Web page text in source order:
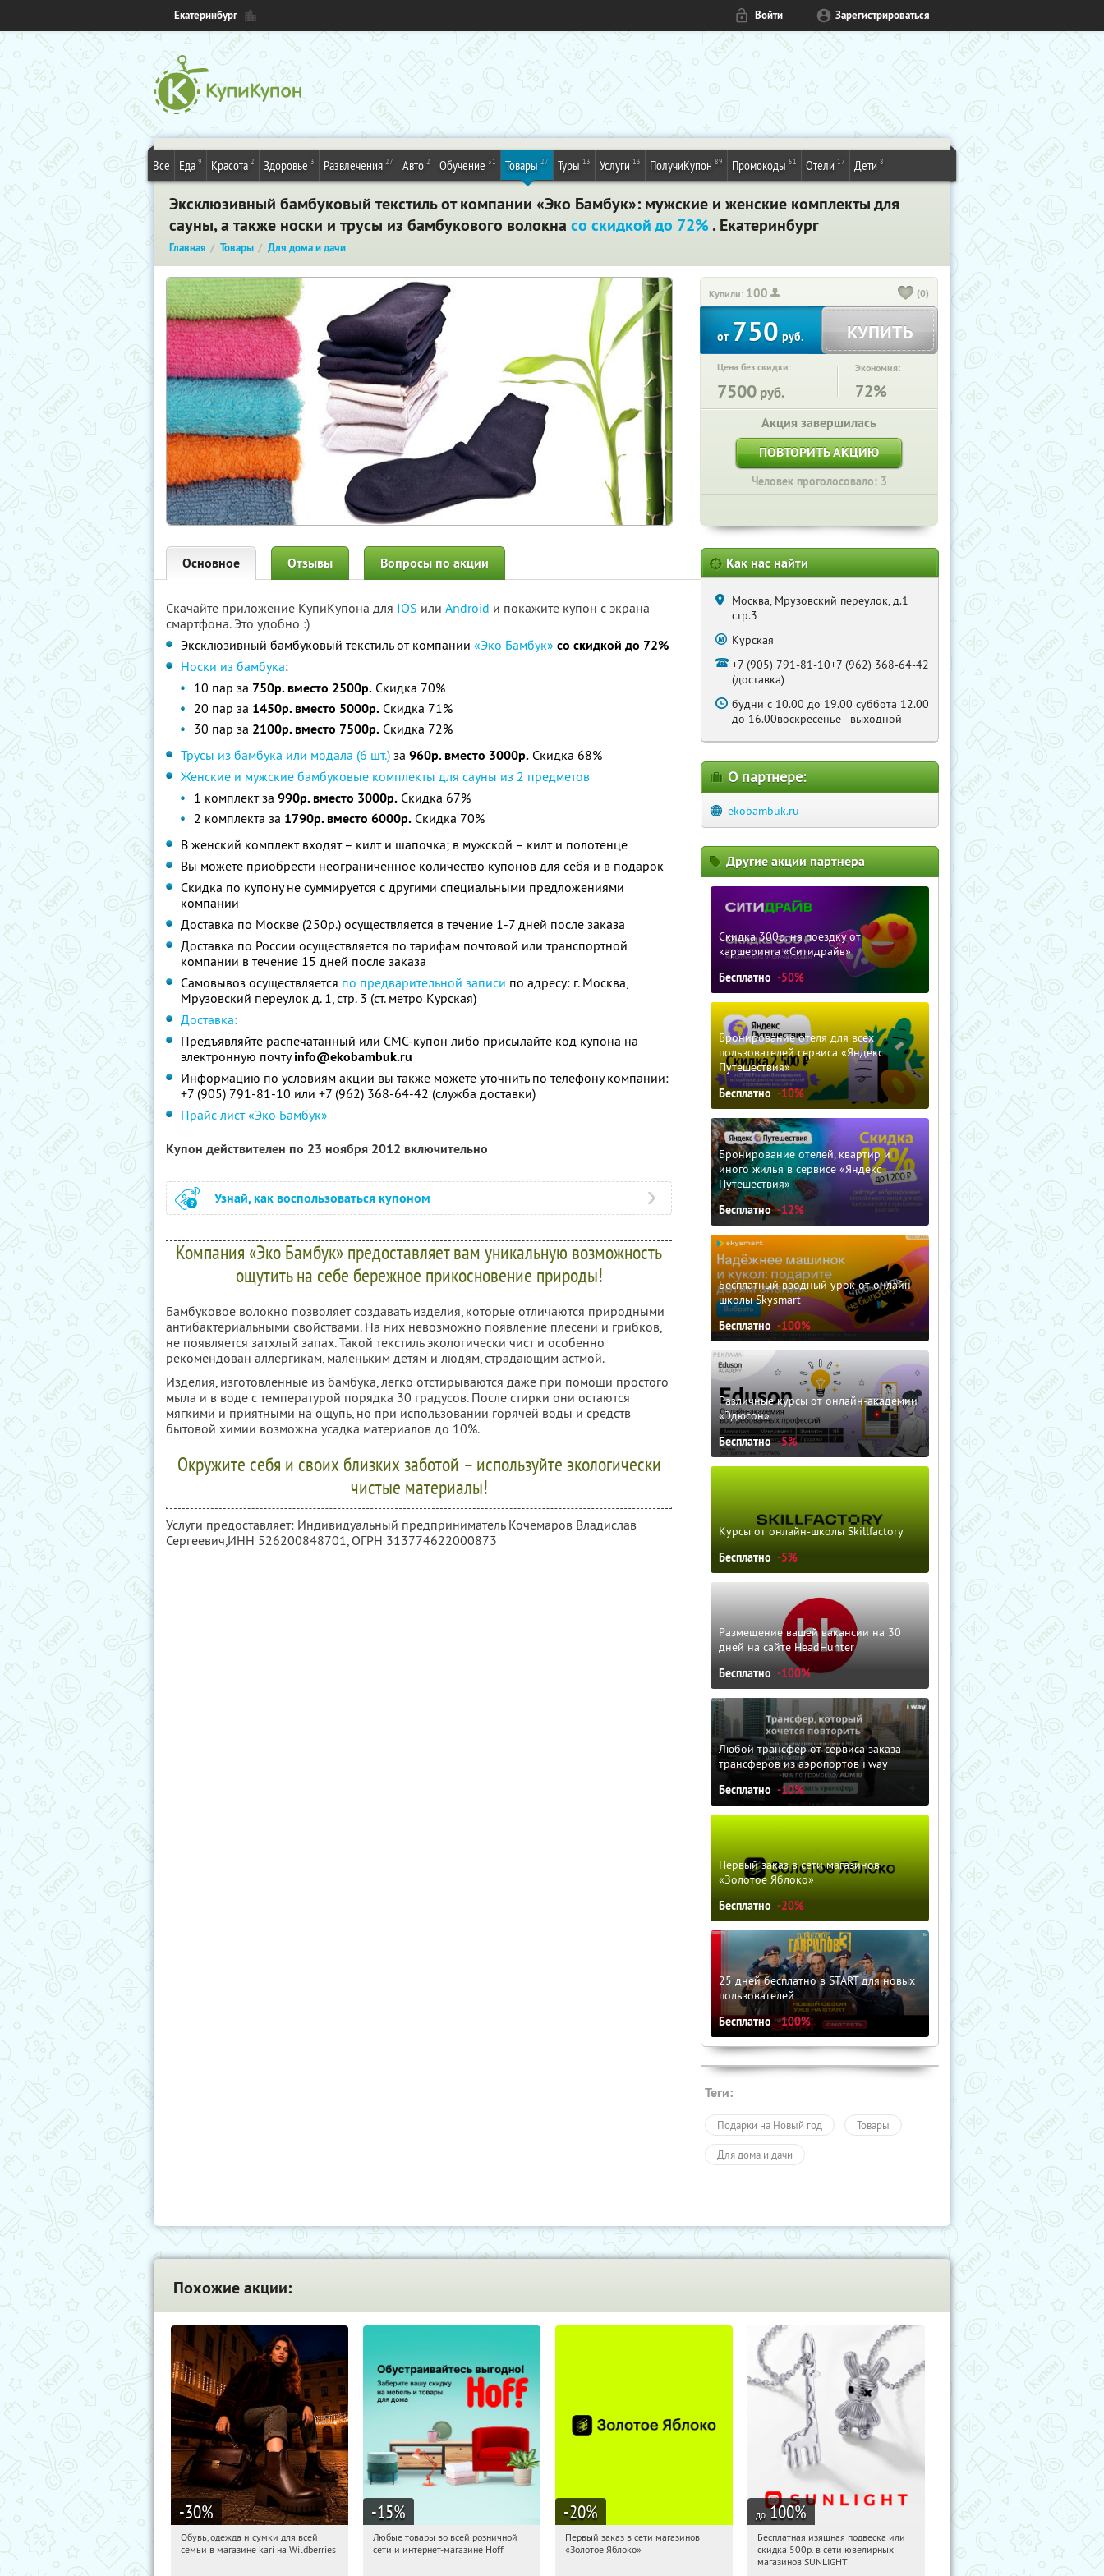
Екатеринбург Войти Зарегистрироваться
Все Еда 9 Красота 2 Здоровье 3 Развлечения 27 Авто 2 Обучение 31 Товары 27 Туры 13 Услуги 13 ПолучиКупон 89 Промокоды 51 Отели 17 Дети 8
Эксклюзивный бамбуковый текстиль от компании «Эко Бамбук»: мужские и женские комплекты для
сауны, а также носки и трусы из бамбукового волокна со скидкой до 72%. Екатеринбург
Главная Товары Для дома и дачи
Купили: 100 (0)
от750руб. КУПИТЬ
Цена без скидки:
7500 руб.
Экономия:
72%
Акция завершилась
ПОВТОРИТЬ АКЦИЮ
Человек проголосовало: 3
Основное Отзывы Вопросы по акции
Скачайте приложение КупиКупона для IOS или Android и покажите купон с экрана
смартфона. Это удобно :)
Эксклюзивный бамбуковый текстиль от компании «Эко Бамбук» со скидкой до 72%
Носки из бамбука:
10 пар за 750р. вместо 2500р. Скидка 70%
20 пар за 1450р. вместо 5000р. Скидка 71%
30 пар за 2100р. вместо 7500р. Скидка 72%
Трусы из бамбука или модала (6 шт.) за 960р. вместо 3000р. Скидка 68%
Женские и мужские бамбуковые комплекты для сауны из 2 предметов
1 комплект за 990р. вместо 3000р. Скидка 67%
2 комплекта за 1790р. вместо 6000р. Скидка 70%
В женский комплект входят – килт и шапочка; в мужской – килт и полотенце
Вы можете приобрести неограниченное количество купонов для себя и в подарок
Скидка по купону не суммируется с другими специальными предложениями
компании
Доставка по Москве (250р.) осуществляется в течение 1-7 дней после заказа
Доставка по России осуществляется по тарифам почтовой или транспортной
компании в течение 15 дней после заказа
Самовывоз осуществляется по предварительной записи по адресу: г. Москва,
Мрузовский переулок д. 1, стр. 3 (ст. метро Курская)
Доставка:
Предъявляйте распечатанный или СМС-купон либо присылайте код купона на
электронную почтуinfo@ekobambuk.ru
Информацию по условиям акции вы также можете уточнить по телефону компании:
+7 (905) 791-81-10 или +7 (962) 368-64-42 (служба доставки)
Прайс-лист «Эко Бамбук»
Купон действителен по 23 ноября 2012 включительно
Узнай, как воспользоваться купоном
Компания «Эко Бамбук» предоставляет вам уникальную возможность
ощутить на себе бережное прикосновение природы!
Бамбуковое волокно позволяет создавать изделия, которые отличаются природными
антибактериальными свойствами. На них невозможно появление плесени и грибков,
не появляется затхлый запах. Такой текстиль экологически чист и особенно
рекомендован аллергикам, маленьким детям и людям, страдающим астмой.
Изделия, изготовленные из бамбука, легко отстирываются даже при помощи простого
мыла и в воде с температурой порядка 30 градусов. После стирки они остаются
мягкими и приятными на ощупь, но при использовании горячей воды и средств
бытовой химии возможна усадка материалов до 10%.
Окружите себя и своих близких заботой – используйте экологически
чистые материалы!
Услуги предоставляет: Индивидуальный предприниматель Кочемаров Владислав
Сергеевич,ИНН 526200848701, ОГРН 313774622000873
Как нас найти
Москва, Мрузовский переулок, д.1
стр.3
Курская
+7 (905) 791-81-10+7 (962) 368-64-42
(доставка)
будни с 10.00 до 19.00 суббота 12.00
до 16.00воскресенье - выходной
О партнере:
ekobambuk.ru
Другие акции партнера
Скидка 300р. на поездку от
каршеринга «Ситидрайв»
Бесплатно -50%
Бронирование отеля для всех
пользователей сервиса «Яндекс
Путешествия»
Бесплатно -10%
Бронирование отелей, квартир и
иного жилья в сервисе «Яндекс
Путешествия»
Бесплатно -12%
Бесплатный вводный урок от онлайн-
школы Skysmart
Бесплатно -100%
Различные курсы от онлайн-академии
«Эдюсон»
Бесплатно -5%
Курсы от онлайн-школы Skillfactory
Бесплатно -5%
Размещение вашей вакансии на 30
дней на сайте HeadHunter
Бесплатно -100%
Любой трансфер от сервиса заказа
трансферов из аэропортов i'way
Бесплатно -10%
Первый заказ в сети магазинов
«Золотое Яблоко»
Бесплатно -20%
25 дней бесплатно в START для новых
пользователей
Бесплатно -100%
Теги:
Подарки на Новый год Товары
Для дома и дачи
Похожие акции:
-30%
17:56:03 Получили:
Обувь, одежда и сумки для всей
семьи в магазине kari на Wildberries
-15%
17:56:03 Получили:
Любые товары во всей розничной
сети и интернет-магазине Hoff
-20%
17:56:03
Получи первым!
Первый заказ в сети магазинов
«Золотое Яблоко»
до 100%
17:56:03 Получили:
Россия
Бесплатная изящная подвеска или
скидка 500р. в сети ювелирных
магазинов SUNLIGHT